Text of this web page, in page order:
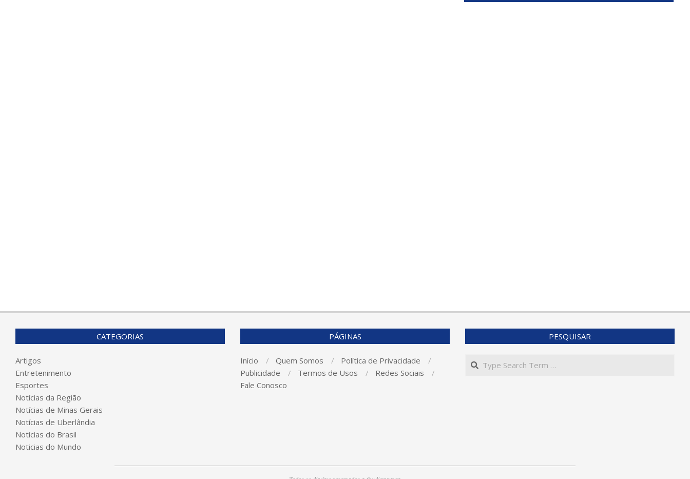
CATEGORIAS
Artigos
Entretenimento
Esportes
Notícias da Região
Notícias de Minas Gerais
Notícias de Uberlândia
Notícias do Brasil
Noticias do Mundo
PÁGINAS
Início Quem Somos
Política de Privacidade
Publicidade
Termos de Usos
Redes Sociais
Fale Conosco
PESQUISAR
Search